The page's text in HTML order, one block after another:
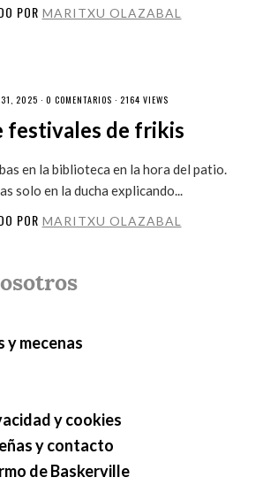
POR MARITXU OLAZABAL
31, 2025 · 0 COMENTARIOS · 2164 VIEWS
festivales de frikis
en la biblioteca en la hora del patio.
solo en la ducha explicando...
POR MARITXU OLAZABAL
y mecenas
y cookies
y contacto
de Baskerville